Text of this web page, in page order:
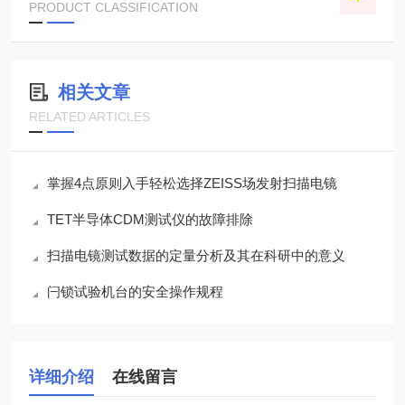
PRODUCT CLASSIFICATION
相关文章
RELATED ARTICLES
掌握4点原则入手轻松选择ZEISS场发射扫描电镜
TET半导体CDM测试仪的故障排除
扫描电镜测试数据的定量分析及其在科研中的意义
闩锁试验机台的安全操作规程
详细介绍 在线留言